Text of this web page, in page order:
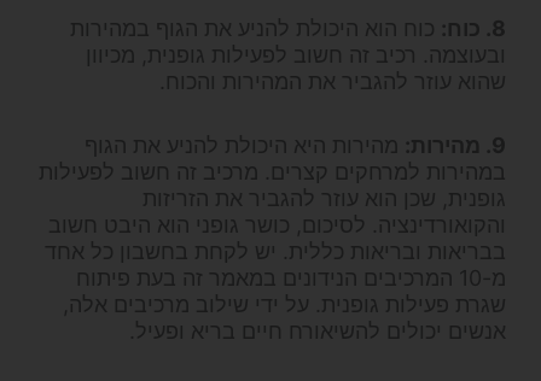
8. כוח:
כוח הוא היכולת להניע את הגוף במהירות
ובעוצמה. רכיב זה חשוב לפעילות גופנית, מכיוון
שהוא עוזר להגביר את המהירות והכוח.
9. מהירות:
מהירות היא היכולת להניע את הגוף
במהירות למרחקים קצרים. מרכיב זה חשוב לפעילות
גופנית, שכן הוא עוזר להגביר את הזריזות
והקואורדינציה. לסיכום, כושר גופני הוא היבט חשוב
בבריאות ובריאות כללית. יש לקחת בחשבון כל אחד
מ-10 המרכיבים הנידונים במאמר זה בעת פיתוח
שגרת פעילות גופנית. על ידי שילוב מרכיבים אלה,
אנשים יכולים להשיאורח חיים בריא ופעיל.